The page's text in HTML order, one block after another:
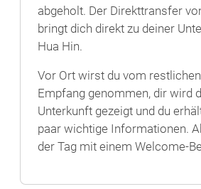
abgeholt. Der Direkttransfer
bringt dich direkt zu deiner
Hua Hin.
Vor Ort wirst du vom
Empfang genommen, dir wird
Unterkunft gezeigt und du
paar wichtige Informationen.
der Tag mit einem Welcome-